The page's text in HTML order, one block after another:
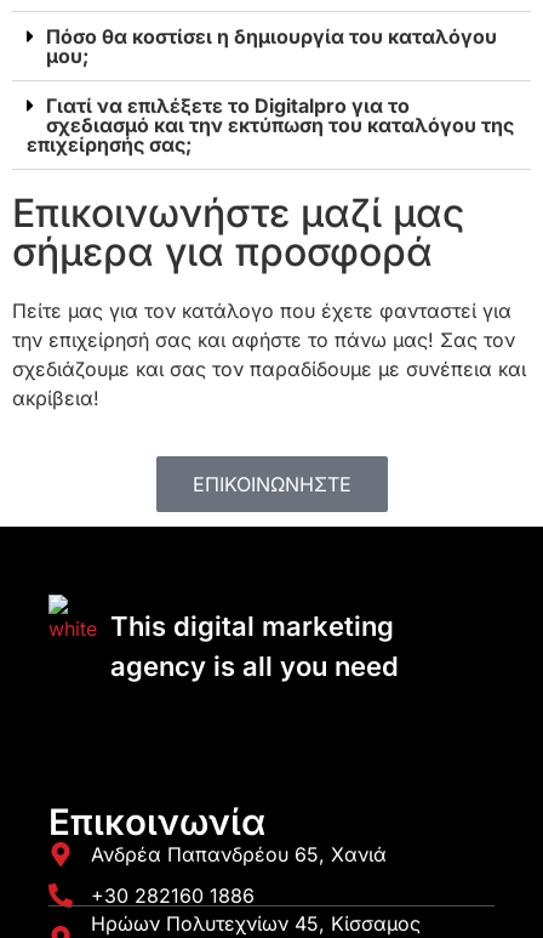
Πόσο θα κοστίσει η δημιουργία του καταλόγου
μου;
Γιατί να επιλέξετε το Digitalpro για το
σχεδιασμό και την εκτύπωση του καταλόγου της
επιχείρησής σας;
Επικοινωνήστε μαζί μας
σήμερα για προσφορά
Πείτε μας για τον κατάλογο που έχετε φανταστεί για
την επιχείρησή σας και αφήστε το πάνω μας! Σας τον
σχεδιάζουμε και σας τον παραδίδουμε με συνέπεια και
ακρίβεια!
ΕΠΙΚΟΙΝΩΝΗΣΤΕ
This digital marketing
agency is all you need
Επικοινωνία
Ανδρέα Παπανδρέου 65, Χανιά
+30 282160 1886
Ηρώων Πολυτεχνίων 45, Κίσσαμος